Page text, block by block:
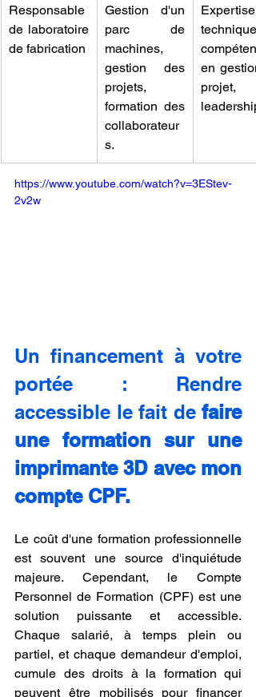
Responsable
de laboratoire
de fabrication
Gestion d'un
parc de
machines,
gestion des
projets,
formation des
collaborateur
s.
Expertise
technique,
en
projet,
leadership.
https://www.youtube.com/watch?v=3EStev-
2v2w
Un financement à votre
portée : Rendre
accessible le fait de faire
une formation sur une
imprimante 3D avec mon
compte CPF.
Le coût d'une formation professionnelle
est souvent une source d'inquiétude
majeure. Cependant, le Compte
Personnel de Formation (CPF) est une
solution puissante et accessible.
Chaque salarié, à temps plein ou
partiel, et chaque demandeur d'emploi,
cumule des droits à la formation qui
peuvent être mobilisés pour financer